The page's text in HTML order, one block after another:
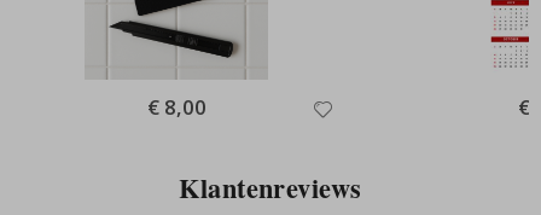
Special
Price
€ 8,00 €
Klantenreviews